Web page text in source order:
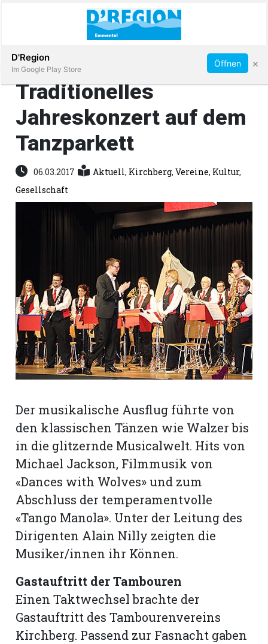
Immobilien
Veranstaltungen
Stellen
Abonnieren
Traditionelles
Jahreskonzert auf dem
Tanzparkett
06.03.2017 Aktuell, Kirchberg,Vereine, Kultur,
Gesellschaft
Der musikalische Ausflug führte von
den klassischen Tänzen wie Walzer bis
in die glitzernde Musicalwelt. Hits von
Michael Jackson, Filmmusik von
«Dances with Wolves» und zum
Abschluss der temperamentvolle
«Tango Manola». Unter der Leitung des
Dirigenten Alain Nilly zeigten die
Musiker/innen ihr Können.
Gastauftritt der Tambouren
Einen Taktwechsel brachte der
Gastauftritt des Tambourenvereins
Kirchberg. Passend zur Fasnacht gaben
D'Region
Im Google Play Store
Öffnen ×